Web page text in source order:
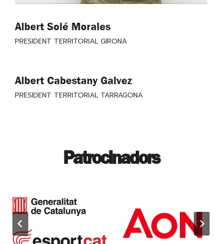
Albert Solé Morales
PRESIDENT TERRITORIAL GIRONA
Albert Cabestany Galvez
PRESIDENT TERRITORIAL TARRAGONA
Patrocinadors